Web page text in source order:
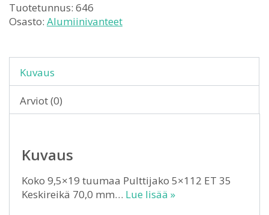
Tuotetunnus: 646
Osasto: Alumiinivanteet
Kuvaus
Arviot (0)
Kuvaus
Koko 9,5×19 tuumaa Pulttijako 5×112 ET 35
Keskireikä 70,0 mm… Lue lisää »